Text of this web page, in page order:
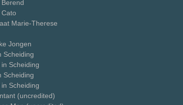
Marie-Therese
Jongen
Scheiding
in Scheiding
Scheiding
in Scheiding
(uncredited)